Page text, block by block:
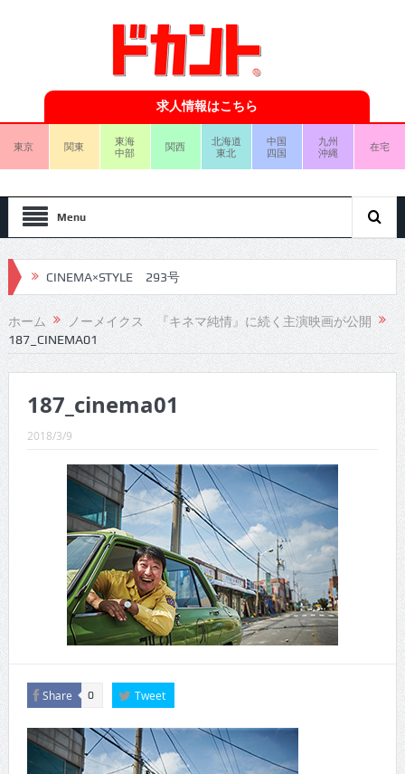
求人情報はこちら
東京 関東
東海
中部
関西
北海道
東北
中国
四国
九州
沖縄
在宅
Menu
CINEMA×STYLE 293号
CINEMA×STYLE 292号
CINEMA×STYLE 291号
CINEMA×STYLE 289号
CINEMA×STYLE 287号
CINEMA×STYLE 286号
CINEMA×STYLE 285号
CINEMA×STYLE 294号
ホーム
ノーメイクス 『キネマ純情』に続く主演映画が公開
187_CINEMA01
187_cinema01
2018/3/9
Share 0 Tweet